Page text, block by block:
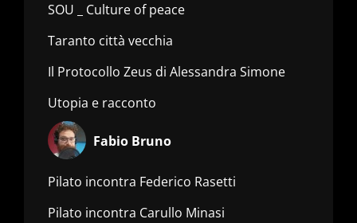
SOU _ Culture of peace
Taranto città vecchia
Il Protocollo Zeus di Alessandra Simone
Utopia e racconto
Fabio Bruno
Pilato incontra Federico Rasetti
Pilato incontra Carullo Minasi